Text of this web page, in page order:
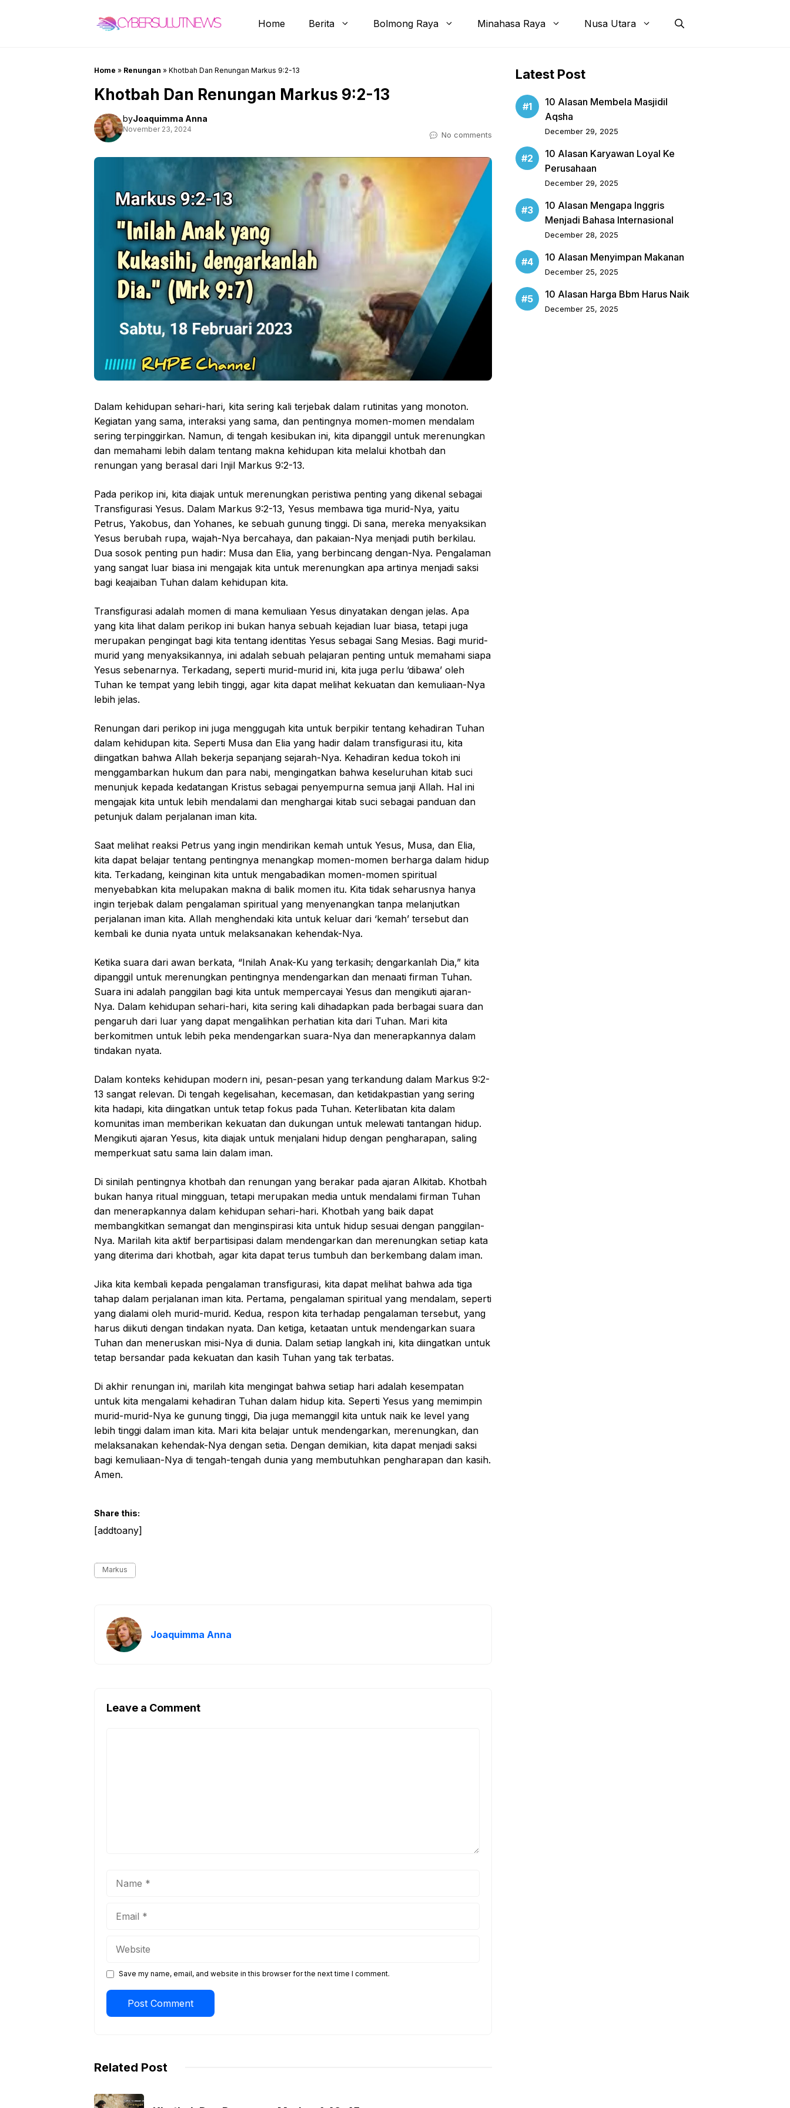
Home Berita Bolmong Raya Minahasa Raya Nusa Utara
Home » Renungan » Khotbah Dan Renungan Markus 9:2-13
Khotbah Dan Renungan Markus 9:2-13
byJoaquimma Anna
November 23, 2024
No comments
Dalam kehidupan sehari-hari, kita sering kali terjebak dalam rutinitas yang monoton.
Kegiatan yang sama, interaksi yang sama, dan pentingnya momen-momen mendalam
sering terpinggirkan. Namun, di tengah kesibukan ini, kita dipanggil untuk merenungkan
dan memahami lebih dalam tentang makna kehidupan kita melalui khotbah dan
renungan yang berasal dari Injil Markus 9:2-13.
Pada perikop ini, kita diajak untuk merenungkan peristiwa penting yang dikenal sebagai
Transfigurasi Yesus. Dalam Markus 9:2-13, Yesus membawa tiga murid-Nya, yaitu
Petrus, Yakobus, dan Yohanes, ke sebuah gunung tinggi. Di sana, mereka menyaksikan
Yesus berubah rupa, wajah-Nya bercahaya, dan pakaian-Nya menjadi putih berkilau.
Dua sosok penting pun hadir: Musa dan Elia, yang berbincang dengan-Nya. Pengalaman
yang sangat luar biasa ini mengajak kita untuk merenungkan apa artinya menjadi saksi
bagi keajaiban Tuhan dalam kehidupan kita.
Transfigurasi adalah momen di mana kemuliaan Yesus dinyatakan dengan jelas. Apa
yang kita lihat dalam perikop ini bukan hanya sebuah kejadian luar biasa, tetapi juga
merupakan pengingat bagi kita tentang identitas Yesus sebagai Sang Mesias. Bagi murid-
murid yang menyaksikannya, ini adalah sebuah pelajaran penting untuk memahami siapa
Yesus sebenarnya. Terkadang, seperti murid-murid ini, kita juga perlu ‘dibawa’ oleh
Tuhan ke tempat yang lebih tinggi, agar kita dapat melihat kekuatan dan kemuliaan-Nya
lebih jelas.
Renungan dari perikop ini juga menggugah kita untuk berpikir tentang kehadiran Tuhan
dalam kehidupan kita. Seperti Musa dan Elia yang hadir dalam transfigurasi itu, kita
diingatkan bahwa Allah bekerja sepanjang sejarah-Nya. Kehadiran kedua tokoh ini
menggambarkan hukum dan para nabi, mengingatkan bahwa keseluruhan kitab suci
menunjuk kepada kedatangan Kristus sebagai penyempurna semua janji Allah. Hal ini
mengajak kita untuk lebih mendalami dan menghargai kitab suci sebagai panduan dan
petunjuk dalam perjalanan iman kita.
Saat melihat reaksi Petrus yang ingin mendirikan kemah untuk Yesus, Musa, dan Elia,
kita dapat belajar tentang pentingnya menangkap momen-momen berharga dalam hidup
kita. Terkadang, keinginan kita untuk mengabadikan momen-momen spiritual
menyebabkan kita melupakan makna di balik momen itu. Kita tidak seharusnya hanya
ingin terjebak dalam pengalaman spiritual yang menyenangkan tanpa melanjutkan
perjalanan iman kita. Allah menghendaki kita untuk keluar dari ‘kemah’ tersebut dan
kembali ke dunia nyata untuk melaksanakan kehendak-Nya.
Ketika suara dari awan berkata, “Inilah Anak-Ku yang terkasih; dengarkanlah Dia,” kita
dipanggil untuk merenungkan pentingnya mendengarkan dan menaati firman Tuhan.
Suara ini adalah panggilan bagi kita untuk mempercayai Yesus dan mengikuti ajaran-
Nya. Dalam kehidupan sehari-hari, kita sering kali dihadapkan pada berbagai suara dan
pengaruh dari luar yang dapat mengalihkan perhatian kita dari Tuhan. Mari kita
berkomitmen untuk lebih peka mendengarkan suara-Nya dan menerapkannya dalam
tindakan nyata.
Dalam konteks kehidupan modern ini, pesan-pesan yang terkandung dalam Markus 9:2-
13 sangat relevan. Di tengah kegelisahan, kecemasan, dan ketidakpastian yang sering
kita hadapi, kita diingatkan untuk tetap fokus pada Tuhan. Keterlibatan kita dalam
komunitas iman memberikan kekuatan dan dukungan untuk melewati tantangan hidup.
Mengikuti ajaran Yesus, kita diajak untuk menjalani hidup dengan pengharapan, saling
memperkuat satu sama lain dalam iman.
Di sinilah pentingnya khotbah dan renungan yang berakar pada ajaran Alkitab. Khotbah
bukan hanya ritual mingguan, tetapi merupakan media untuk mendalami firman Tuhan
dan menerapkannya dalam kehidupan sehari-hari. Khotbah yang baik dapat
membangkitkan semangat dan menginspirasi kita untuk hidup sesuai dengan panggilan-
Nya. Marilah kita aktif berpartisipasi dalam mendengarkan dan merenungkan setiap kata
yang diterima dari khotbah, agar kita dapat terus tumbuh dan berkembang dalam iman.
Jika kita kembali kepada pengalaman transfigurasi, kita dapat melihat bahwa ada tiga
tahap dalam perjalanan iman kita. Pertama, pengalaman spiritual yang mendalam, seperti
yang dialami oleh murid-murid. Kedua, respon kita terhadap pengalaman tersebut, yang
harus diikuti dengan tindakan nyata. Dan ketiga, ketaatan untuk mendengarkan suara
Tuhan dan meneruskan misi-Nya di dunia. Dalam setiap langkah ini, kita diingatkan untuk
tetap bersandar pada kekuatan dan kasih Tuhan yang tak terbatas.
Di akhir renungan ini, marilah kita mengingat bahwa setiap hari adalah kesempatan
untuk kita mengalami kehadiran Tuhan dalam hidup kita. Seperti Yesus yang memimpin
murid-murid-Nya ke gunung tinggi, Dia juga memanggil kita untuk naik ke level yang
lebih tinggi dalam iman kita. Mari kita belajar untuk mendengarkan, merenungkan, dan
melaksanakan kehendak-Nya dengan setia. Dengan demikian, kita dapat menjadi saksi
bagi kemuliaan-Nya di tengah-tengah dunia yang membutuhkan pengharapan dan kasih.
Amen.
Share this:
[addtoany]
Markus
Joaquimma Anna
Leave a Comment
Save my name, email, and website in this browser for the next time I comment.
Related Post
Latest Post
10 Alasan Membela Masjidil
Aqsha
December 29, 2025
10 Alasan Karyawan Loyal Ke
Perusahaan
December 29, 2025
10 Alasan Mengapa Inggris
Menjadi Bahasa Internasional
December 28, 2025
10 Alasan Menyimpan Makanan
December 25, 2025
10 Alasan Harga Bbm Harus Naik
December 25, 2025